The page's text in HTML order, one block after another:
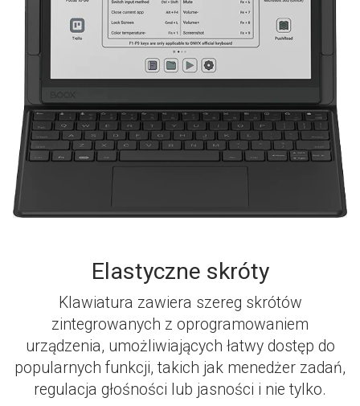
Elastyczne skróty
Klawiatura zawiera szereg skrótów
zintegrowanych z oprogramowaniem
urządzenia, umożliwiających łatwy dostęp do
popularnych funkcji, takich jak menedżer zadań,
regulacja głośności lub jasności i nie tylko.